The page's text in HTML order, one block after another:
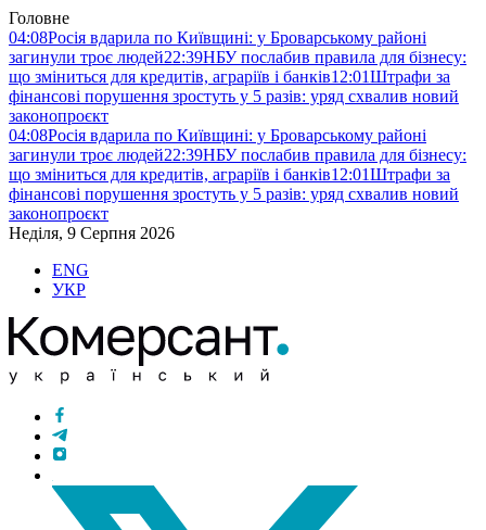
Головне
04:08Росія вдарила по Київщині: у Броварському районі
загинули троє людей22:39НБУ послабив правила для бізнесу:
що зміниться для кредитів, аграріїв і банків12:01Штрафи за
фінансові порушення зростуть у 5 разів: уряд схвалив новий
законопроєкт
04:08Росія вдарила по Київщині: у Броварському районі
загинули троє людей22:39НБУ послабив правила для бізнесу:
що зміниться для кредитів, аграріїв і банків12:01Штрафи за
фінансові порушення зростуть у 5 разів: уряд схвалив новий
законопроєкт
Неділя, 9 Серпня 2026
ENG
УКР